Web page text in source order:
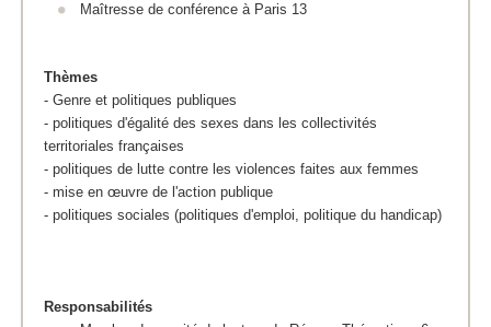
Maîtresse de conférence à Paris 13
Thèmes
- Genre et politiques publiques
- politiques d'égalité des sexes dans les collectivités
territoriales françaises
- politiques de lutte contre les violences faites aux femmes
- mise en œuvre de l'action publique
- politiques sociales (politiques d'emploi, politique du handicap)
Responsabilités